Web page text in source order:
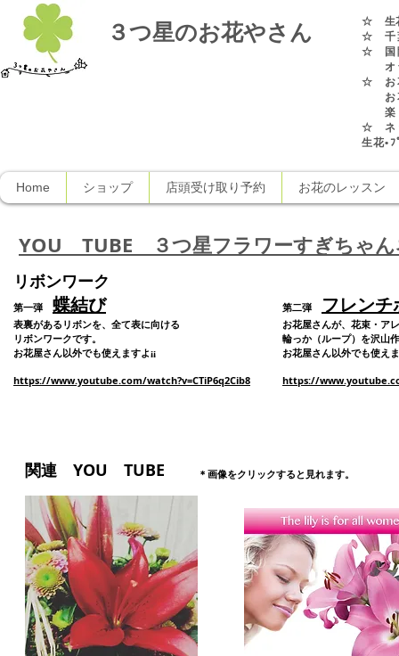
３つ星のお花やさん ☆生
☆ 千
☆ 国
オラ
☆ お
お花
楽し
☆ ネ
生花•
Home ショップ 店頭受け取り予約 お花のレッスン
YOU TUBE ３つ星フラワーすぎちゃ
リボンワーク
第一弾 蝶結び
表裏があるリボンを、全て表に向ける
リボンワークです。
お花屋さん以外でも使えますよ¡¡
https://www.youtube.com/watch?v=CTiP6q2Cib8
第二弾 フレンチ
お花屋さんが、花束・ア
輪っか（ループ）を沢山
お花屋さん以外でも使えま
https://
＊画像をクリックすると見れます。
関連 YOU TUBE